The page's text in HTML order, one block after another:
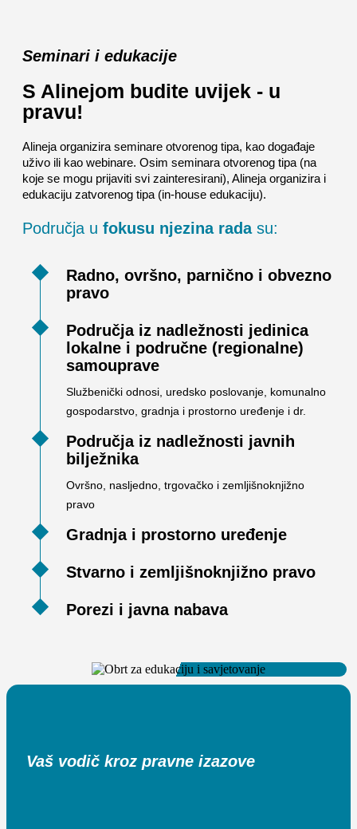
Seminari i edukacije
S Alinejom budite uvijek - u
pravu!
Alineja organizira seminare otvorenog tipa, kao događaje
uživo ili kao webinare. Osim seminara otvorenog tipa (na
koje se mogu prijaviti svi zainteresirani), Alineja organizira i
edukaciju zatvorenog tipa (in-house edukaciju).
Područja u fokusu njezina radasu:
Radno, ovršno, parnično i obvezno
pravo
Područja iz nadležnosti jedinica
lokalne i područne (regionalne)
samouprave
Službenički odnosi, uredsko poslovanje, komunalno
gospodarstvo, gradnja i prostorno uređenje i dr.
Područja iz nadležnosti javnih
bilježnika
Ovršno, nasljedno, trgovačko i zemljišnoknjižno
pravo
Gradnja i prostorno uređenje
Stvarno i zemljišnoknjižno pravo
Porezi i javna nabava
Vaš vodič kroz pravne izazove